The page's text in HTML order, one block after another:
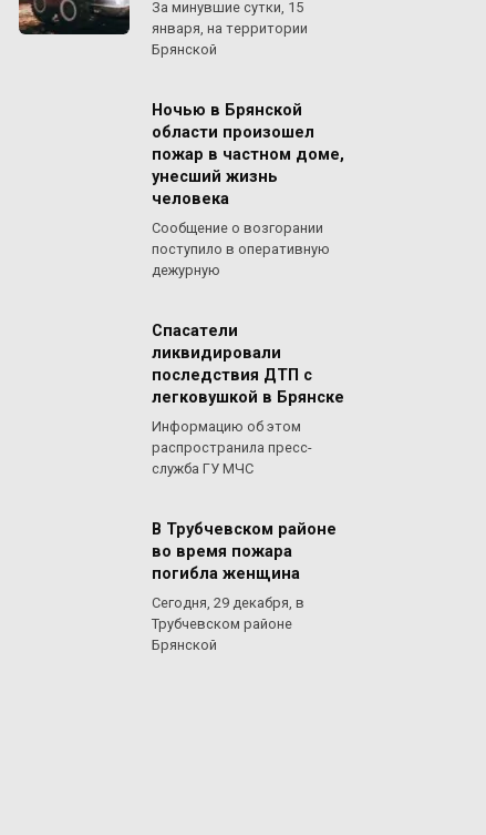
За минувшие сутки, 15
января, на территории
Брянской
Ночью в Брянской
области произошел
пожар в частном доме,
унесший жизнь
человека
Сообщение о возгорании
поступило в оперативную
дежурную
Спасатели
ликвидировали
последствия ДТП с
легковушкой в Брянске
Информацию об этом
распространила пресс-
служба ГУ МЧС
В Трубчевском районе
во время пожара
погибла женщина
Сегодня, 29 декабря, в
Трубчевском районе
Брянской